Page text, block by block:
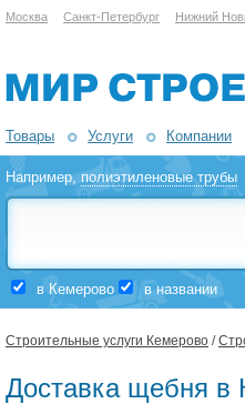
Москва Санкт-Петербург Нижний
Товары Услуги Компании
Например,полиэтиленовые трубы
в Кемерово в названии
Строительные услуги Кемерово /
Доставка щебня в